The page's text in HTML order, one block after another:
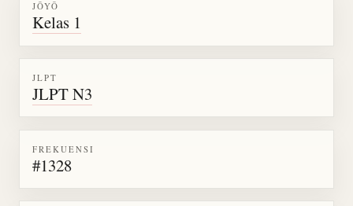
JŌYŌ
Kelas 1
JLPT
JLPT N3
FREKUENSI
#1328